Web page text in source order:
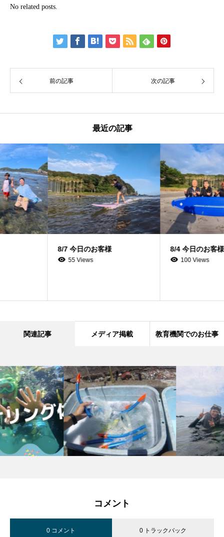
No related posts.
前の記事 次の記事
最近の記事
8/7 今日のお客様 8/4 今日のお客様
関連記事 メディア掲載 教育機関でのお仕事
コメント
0 コメント 0 トラックバック